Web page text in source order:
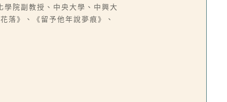
院副教授、中央大學、中興大
落》、《留予他年說夢痕》、